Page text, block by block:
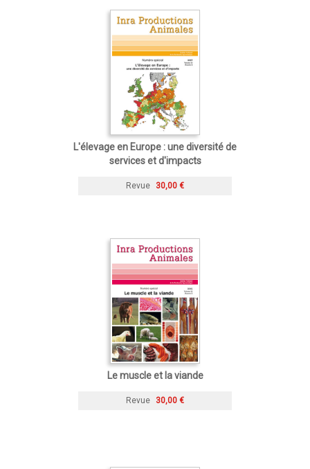
L'élevage en Europe : une diversité de
services et d'impacts
Revue 30,00 €
Le muscle et la viande
Revue 30,00 €